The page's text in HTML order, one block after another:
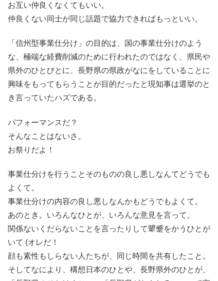
お互い仲良くなくてもいい。
仲良くない同士が同じ話題で協力できればもっといい。
「信州型事業仕分け」の目的は、国の事業仕分けのよう
な、極端な経費削減のために行われたのではなく、県民や
県外のひとびとに、長野県の県政がなにをしていることに
興味をもってもらうことが目的だったと現知事は選挙のと
き言っていたハズである。
パフォーマンスだ？
そんなことはないさ。
お祭りだよ！
事業仕分けを行うことそのものの良し悪しなんてどうでも
よくて。
事業仕分けの内容の良し悪しなんかもどうでもよくて。
あのとき。いろんなひとが、いろんな意見を言って。
関係ないくだらないことを言ったりして顰蹙をかうひとが
いて (オレだ！
顔も素性もしらない人たちが、同じ時間を共有したこと。
そしてなにより、構想日本のひとや、長野県外のひとが、